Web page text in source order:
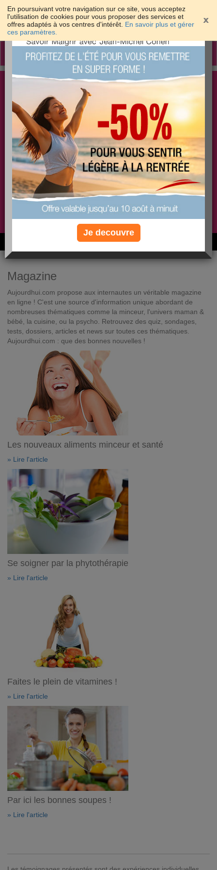
En poursuivant votre navigation sur ce site, vous acceptez
l'utilisation de cookies pour vous proposer des services et
offres adaptés à vos centres d'intérêt. En savoir plus et gérer
ces paramètres.
Toggle
Les meilleures solutions pour maigrir et être bien
dans sa peau
PLUS
EFFICACE
PLUS
SANTÉ
PLUS
COACHING
Non, je préfère le régime gratuit
6M de personnes ont maigri et réappris à manger avec nous
Magazine
Aujourdhui.com propose aux internautes un véritable magazine
en ligne ! C'est une source d'information unique abordant de
nombreuses thématiques comme la minceur, l'univers maman &
bébé, la cuisine, ou la psycho. Retrouvez des quiz, sondages,
tests, dossiers, articles et news sur toutes ces thématiques.
Aujourdhui.com : que des bonnes nouvelles !
Les nouveaux aliments minceur et santé
» Lire l'article
Se soigner par la phytothérapie
» Lire l'article
Faites le plein de vitamines !
» Lire l'article
Par ici les bonnes soupes !
» Lire l'article
×
Je decouvre